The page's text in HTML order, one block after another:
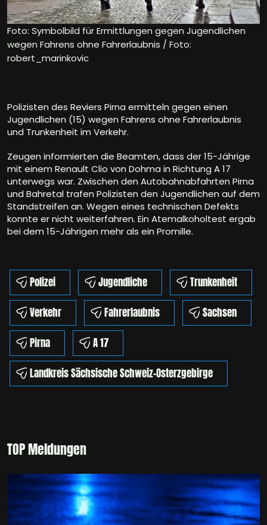
Foto: Symbolbild für Ermittlungen gegen Jugendlichen
wegen Fahrens ohne Fahrerlaubnis / Foto:
robert_marinkovic
Polizisten des Reviers Pirna ermitteln gegen einen
Jugendlichen (15) wegen Fahrens ohne Fahrerlaubnis
und Trunkenheit im Verkehr.
Zeugen informierten die Beamten, dass der 15-Jährige
mit einem Renault Clio von Dohma in Richtung A 17
unterwegs war. Zwischen den Autobahnabfahrten Pirna
und Bahretal trafen Polizisten den Jugendlichen auf dem
Standstreifen an. Wegen eines technischen Defekts
konnte er nicht weiterfahren. Ein Atemalkoholtest ergab
bei dem 15-Jährigen mehr als ein Promille.
Polizei Jugendliche
Trunkenheit
Verkehr
Fahrerlaubnis
Sachsen
Pirna
A 17
Landkreis Sächsische Schweiz-Osterzgebirge
TOP Meldungen